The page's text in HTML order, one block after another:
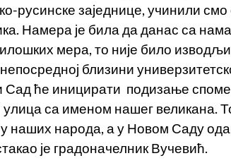
русинске заједнице, учинили
Намера је била да данас са нама
мера, то није било
близини
Сад ће иницирати подизање
улица са именом нашег великана.
наших народа, а у Новом Саду
је градоначелник Вучевић.